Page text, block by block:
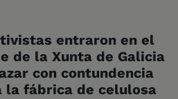
entraron en el
de la Xunta de Galicia
con contundencia
la fábrica de celulosa